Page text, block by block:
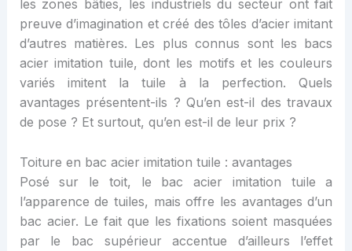
les zones bâties, les industriels du secteur ont fait
preuve d’imagination et créé des tôles d’acier imitant
d’autres matières. Les plus connus sont les bacs
acier imitation tuile, dont les motifs et les couleurs
variés imitent la tuile à la perfection. Quels
avantages présentent-ils ? Qu’en est-il des travaux
de pose ? Et surtout, qu’en est-il de leur prix ?
Toiture en bac acier imitation tuile : avantages
Posé sur le toit, le bac acier imitation tuile a
l’apparence de tuiles, mais offre les avantages d’un
bac acier. Le fait que les fixations soient masquées
par le bac supérieur accentue d’ailleurs l’effet